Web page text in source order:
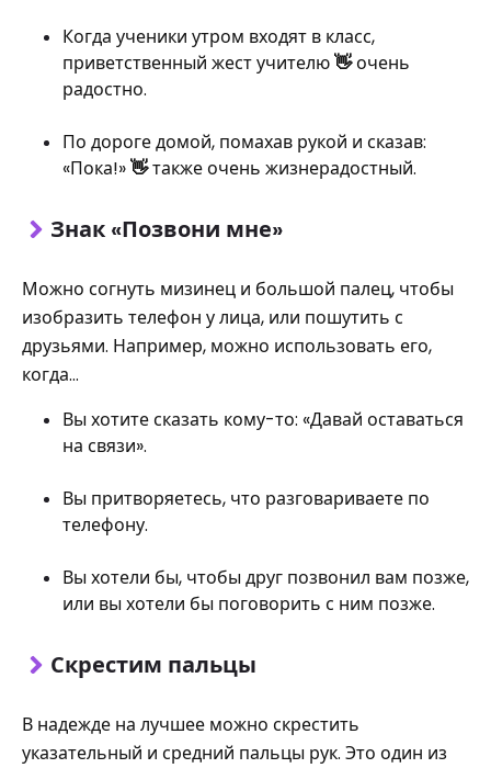
Когда ученики утром входят в класс,
приветственный жест учителю👋очень
радостно.
По дороге домой, помахав рукой и сказав:
«Пока!»👋также очень жизнерадостный.
Знак «Позвони мне»
Можно согнуть мизинец и большой палец, чтобы
изобразить телефон у лица, или пошутить с
друзьями. Например, можно использовать его,
когда…
Вы хотите сказать кому-то: «Давай оставаться
на связи».
Вы притворяетесь, что разговариваете по
телефону.
Вы хотели бы, чтобы друг позвонил вам позже,
или вы хотели бы поговорить с ним позже.
Скрестим пальцы
В надежде на лучшее можно скрестить
указательный и средний пальцы рук. Это один из